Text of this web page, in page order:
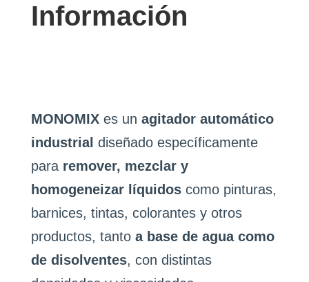
Información
MONOMIXes un agitador automático
industrial diseñado específicamente
para remover, mezclar y
homogeneizar líquidoscomo pinturas,
barnices, tintas, colorantes y otros
productos, tanto a base de agua como
de disolventes, con distintas